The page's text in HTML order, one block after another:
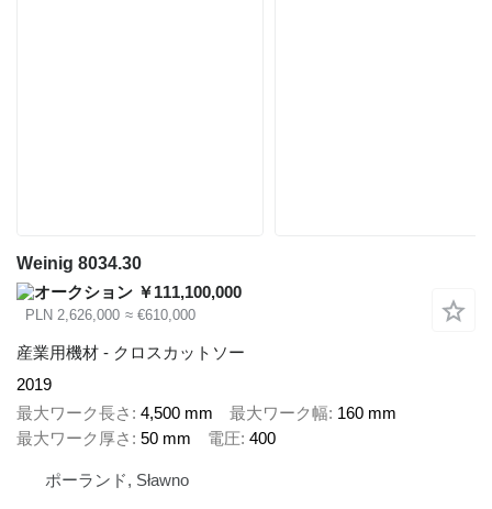
Weinig 8034.30
￥111,100,000
PLN 2,626,000 ≈ €610,000
産業用機材 - クロスカットソー
2019
最大ワーク長さ
4,500 mm 最大ワーク幅 160 mm
最大ワーク厚さ
50 mm 電圧 400
ポーランド, Sławno